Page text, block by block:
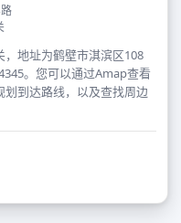
地址为鹤壁市淇滨区108
。您可以通过Amap查看
到达路线，以及查找周边